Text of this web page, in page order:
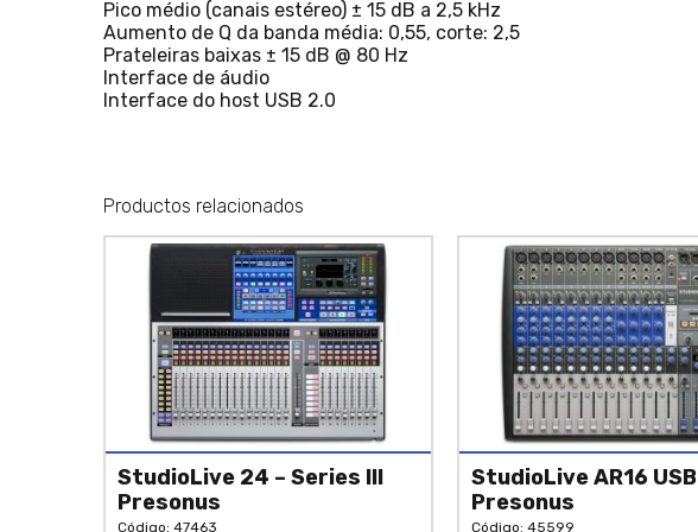
Pico médio (canais estéreo) ± 15 dB a 2,5 kHz
Aumento de Q da banda média: 0,55, corte: 2,5
Prateleiras baixas ± 15 dB @ 80 Hz
Interface de áudio
Interface do host USB 2.0
Productos relacionados
StudioLive 24 – Series III
Presonus
Código: 47463
StudioLive AR16 USB
Presonus
Código: 45599